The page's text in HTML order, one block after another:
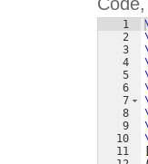
1
2
3
4
5
6
7
8
9
10
11